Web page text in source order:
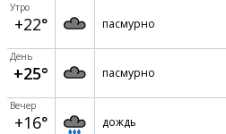
Утро
+22° пасмурно
День
+25° пасмурно
Вечер
+16° дождь